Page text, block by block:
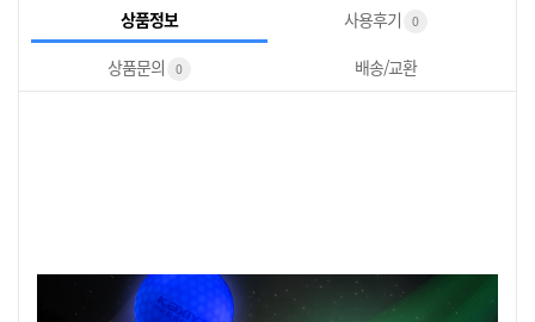
상품정보 사용후기 0
상품문의 0 배송/교환